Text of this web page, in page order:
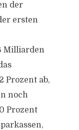
der
ersten
Milliarden
Prozent ab,
noch
Prozent